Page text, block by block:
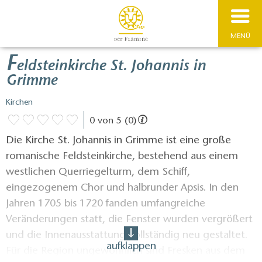
MENÜ
Feldsteinkirche St. Johannis in
Grimme
Kirchen
0 von 5 (0)
Die Kirche St. Johannis in Grimme ist eine große
romanische Feldsteinkirche, bestehend aus einem
westlichen Querriegelturm, dem Schiff,
eingezogenem Chor und halbrunder Apsis. In den
Jahren 1705 bis 1720 fanden umfangreiche
Veränderungen statt, die Fenster wurden vergrößert
und die Innenausstattung vollständig neu gestaltet.
Für die Region ungewöhnlich sind Fresken aus dem
aufklappen